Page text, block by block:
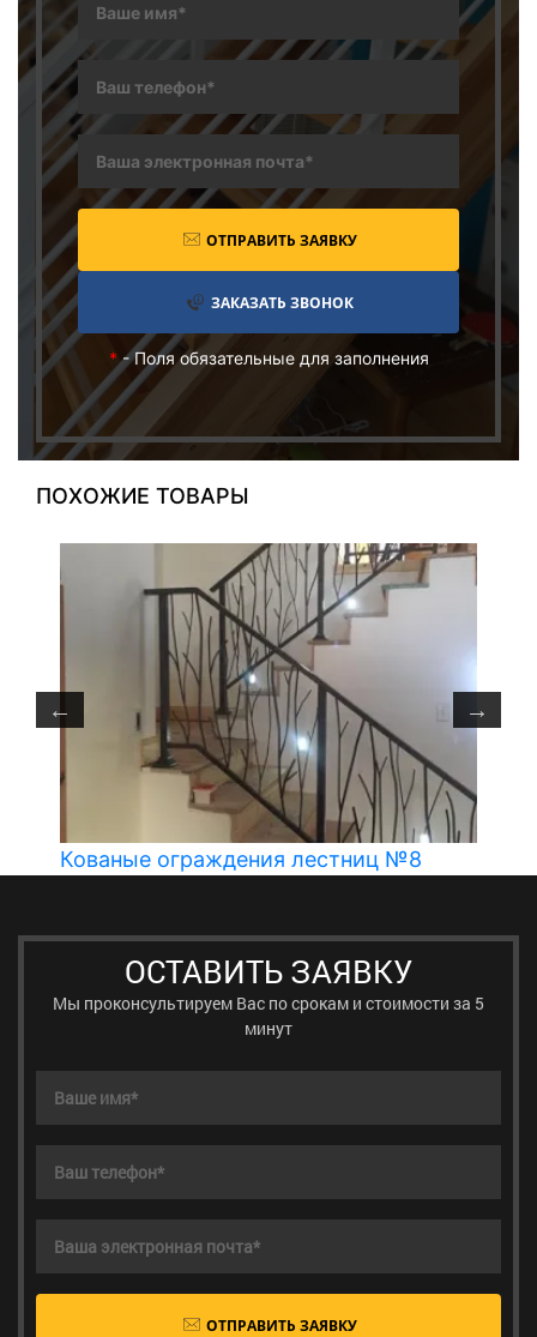
ОТПРАВИТЬ ЗАЯВКУ
ЗАКАЗАТЬ ЗВОНОК
*- Поля обязательные для заполнения
ПОХОЖИЕ ТОВАРЫ
Кованые ограждения лестниц №8
ОСТАВИТЬ ЗАЯВКУ
Мы проконсультируем Вас по срокам и стоимости за 5
минут
ОТПРАВИТЬ ЗАЯВКУ